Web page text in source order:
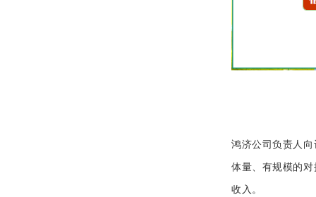
鸿济公司负责人
体量、有规模的
收入。